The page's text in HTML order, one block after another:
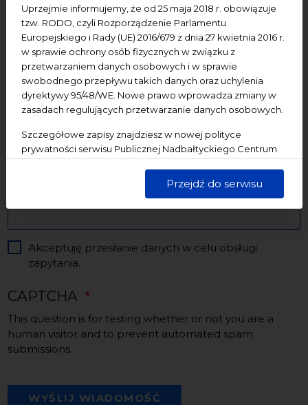
Uprzejmie informujemy, że od 25 maja 2018 r. obowiązuje
tzw. RODO, czyli Rozporządzenie Parlamentu
Europejskiego i Rady (UE) 2016/679 z dnia 27 kwietnia 2016 r.
w sprawie ochrony osób fizycznych w związku z
przetwarzaniem danych osobowych i w sprawie
swobodnego przepływu takich danych oraz uchylenia
dyrektywy 95/48/WE. Nowe prawo wprowadza zmiany w
zasadach regulujących przetwarzanie danych osobowych.
Szczegółowe zapisy znajdziesz w nowej polityce
prywatności serwisu Publicznej Nadbałtyckiego Centrum
dane są przetwarzane w sposób bezpieczny, z należytą
starannością i zgodnie z obowiązującymi przepisami.
Przejdź do serwisu
Temat
Treść wiadomości
Akceptuję przesłanie danych w celu obsługi
zapytania.
CAPTCHA
This question is for testing whether or not you are a
human visitor and to prevent automated spam
submissions.
WYŚLIJ WIADOMOŚĆ